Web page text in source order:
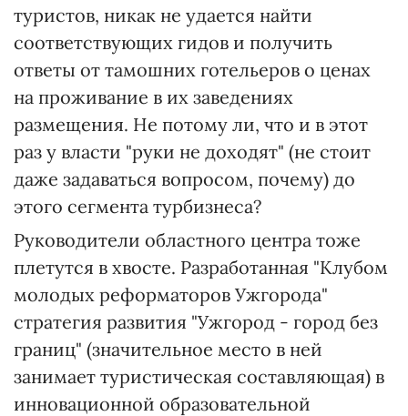
туристов, никак не удается найти
соответствующих гидов и получить
ответы от тамошних готельеров о ценах
на проживание в их заведениях
размещения. Не потому ли, что и в этот
раз у власти "руки не доходят" (не стоит
даже задаваться вопросом, почему) до
этого сегмента турбизнеса?
Руководители областного центра тоже
плетутся в хвосте. Разработанная "Клубом
молодых реформаторов Ужгорода"
стратегия развития "Ужгород - город без
границ" (значительное место в ней
занимает туристическая составляющая) в
инновационной образовательной